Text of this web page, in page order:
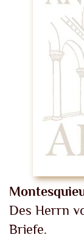
Des Herrn
Briefe.